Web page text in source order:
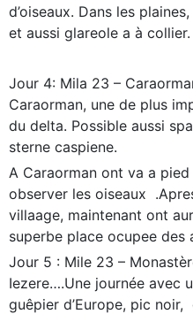
d’oiseaux. Dans les
et aussi glareole a à
Jour 4: Mila 23 –
Caraorman, une de plus
du delta. Possible aussi
sterne caspiene.
A Caraorman ont va a
observer les oiseaux
villaage, maintenant ont
superbe place ocupee des
Jour 5 : Mile 23 –
Iezere….Une journée avec
guêpier d’Europe, pic